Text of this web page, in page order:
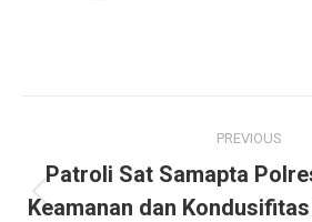
navigation
PREVIOUS
Patroli Sat Samapta
Keamanan dan